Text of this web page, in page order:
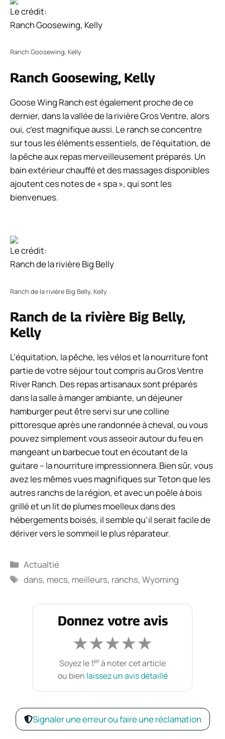
Le crédit:
Ranch Goosewing, Kelly
Ranch Goosewing, Kelly
Ranch Goosewing, Kelly
Goose Wing Ranch est également proche de ce
dernier, dans la vallée de la rivière Gros Ventre, alors
oui, c’est magnifique aussi. Le ranch se concentre
sur tous les éléments essentiels, de l’équitation, de
la pêche aux repas merveilleusement préparés. Un
bain extérieur chauffé et des massages disponibles
ajoutent ces notes de « spa », qui sont les
bienvenues.
Le crédit:
Ranch de la rivière Big Belly
Ranch de la rivière Big Belly, Kelly
Ranch de la rivière Big Belly,
Kelly
L’équitation, la pêche, les vélos et la nourriture font
partie de votre séjour tout compris au Gros Ventre
River Ranch. Des repas artisanaux sont préparés
dans la salle à manger ambiante, un déjeuner
hamburger peut être servi sur une colline
pittoresque après une randonnée à cheval, ou vous
pouvez simplement vous asseoir autour du feu en
mangeant un barbecue tout en écoutant de la
guitare – la nourriture impressionnera. Bien sûr, vous
avez les mêmes vues magnifiques sur Teton que les
autres ranchs de la région, et avec un poêle à bois
grillé et un lit de plumes moelleux dans des
hébergements boisés, il semble qu’il serait facile de
dériver vers le sommeil le plus réparateur.
Catégories
Actualtié
Étiquettes
dans, mecs, meilleurs, ranchs,Wyoming
Donnez votre avis
★★★★★
Soyez le 1erà noter cet article
ou bien laissez un avis détaillé
Signaler une erreur ou faire une réclamation